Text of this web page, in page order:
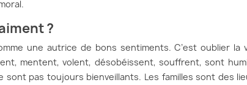
?
une autrice de bons sentiments. C’est oublier la
mentent, volent, désobéissent, souffrent, sont
pas toujours bienveillants. Les familles sont des